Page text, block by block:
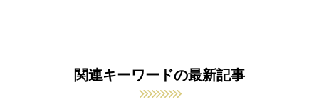
関連キーワードの最新記事